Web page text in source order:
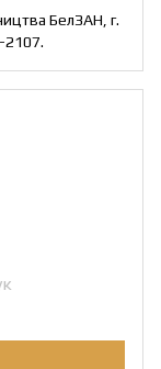
БелЗАН, г.
2107.